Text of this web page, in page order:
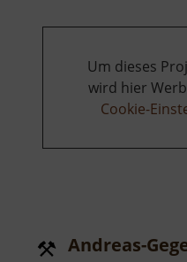
Um dieses
wird hier
Cookie-
Andreas-